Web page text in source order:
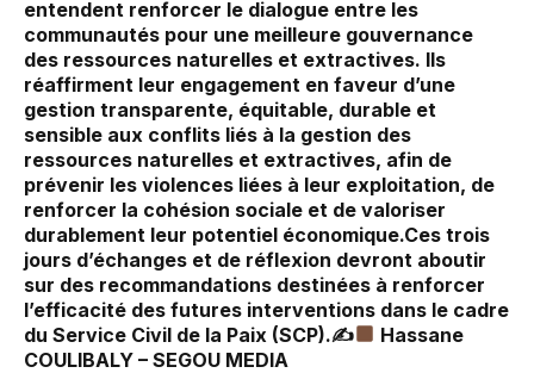
entendent renforcer le dialogue entre les
communautés pour une meilleure gouvernance
des ressources naturelles et extractives. Ils
réaffirment leur engagement en faveur d’une
gestion transparente, équitable, durable et
sensible aux conflits liés à la gestion des
ressources naturelles et extractives, afin de
prévenir les violences liées à leur exploitation, de
renforcer la cohésion sociale et de valoriser
durablement leur potentiel économique.Ces trois
jours d’échanges et de réflexion devront aboutir
sur des recommandations destinées à renforcer
l’efficacité des futures interventions dans le cadre
du Service Civil de la Paix (SCP).✍
Hassane
COULIBALY – SEGOU MEDIA